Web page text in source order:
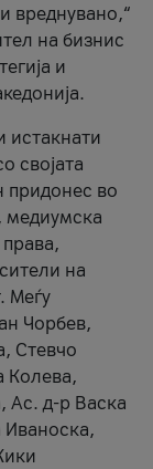
вреднувано,“
на бизнис
и
истакнати
својата
придонес во
медиумска
на
Меѓу
Чорбев,
Стевчо
Колева,
Ас. д-р Васка